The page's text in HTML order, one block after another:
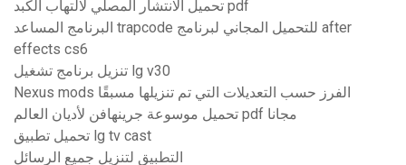
تحميل الانتشار المصلي لالتهاب الكبد pdf
البرنامج المساعد trapcode للتحميل المجاني لبرنامج after
effects cs6
تنزيل برنامج تشغيل lg v30
Nexus mods الفرز حسب التعديلات التي تم تنزيلها مسبقًا
تحميل موسوعة جرينهافن لأديان العالم pdf مجانا
تحميل تطبيق lg tv cast
التطبيق لتنزيل جميع الرسائل